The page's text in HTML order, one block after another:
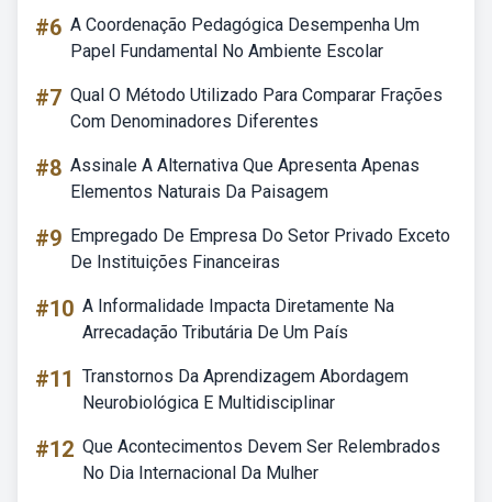
#6 A Coordenação Pedagógica Desempenha Um
Papel Fundamental No Ambiente Escolar
#7 Qual O Método Utilizado Para Comparar Frações
Com Denominadores Diferentes
#8 Assinale A Alternativa Que Apresenta Apenas
Elementos Naturais Da Paisagem
#9 Empregado De Empresa Do Setor Privado Exceto
De Instituições Financeiras
#10 A Informalidade Impacta Diretamente Na
Arrecadação Tributária De Um País
#11 Transtornos Da Aprendizagem Abordagem
Neurobiológica E Multidisciplinar
#12 Que Acontecimentos Devem Ser Relembrados
No Dia Internacional Da Mulher